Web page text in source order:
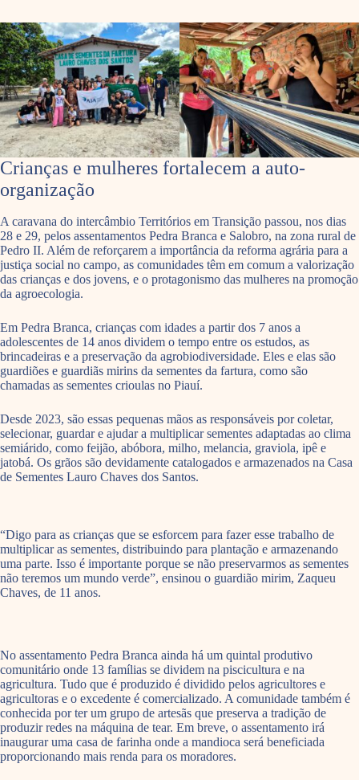
Crianças e mulheres fortalecem a auto-
organização
A caravana do intercâmbio Territórios em Transição passou, nos dias
28 e 29, pelos assentamentos Pedra Branca e Salobro, na zona rural de
Pedro II. Além de reforçarem a importância da reforma agrária para a
justiça social no campo, as comunidades têm em comum a valorização
das crianças e dos jovens, e o protagonismo das mulheres na promoção
da agroecologia.
Em Pedra Branca, crianças com idades a partir dos 7 anos a
adolescentes de 14 anos dividem o tempo entre os estudos, as
brincadeiras e a preservação da agrobiodiversidade. Eles e elas são
guardiões e guardiãs mirins da sementes da fartura, como são
chamadas as sementes crioulas no Piauí.
Desde 2023, são essas pequenas mãos as responsáveis por coletar,
selecionar, guardar e ajudar a multiplicar sementes adaptadas ao clima
semiárido, como feijão, abóbora, milho, melancia, graviola, ipê e
jatobá. Os grãos são devidamente catalogados e armazenados na Casa
de Sementes Lauro Chaves dos Santos.
“Digo para as crianças que se esforcem para fazer esse trabalho de
multiplicar as sementes, distribuindo para plantação e armazenando
uma parte. Isso é importante porque se não preservarmos as sementes
não teremos um mundo verde”, ensinou o guardião mirim, Zaqueu
Chaves, de 11 anos.
No assentamento Pedra Branca ainda há um quintal produtivo
comunitário onde 13 famílias se dividem na piscicultura e na
agricultura. Tudo que é produzido é dividido pelos agricultores e
agricultoras e o excedente é comercializado. A comunidade também é
conhecida por ter um grupo de artesãs que preserva a tradição de
produzir redes na máquina de tear. Em breve, o assentamento irá
inaugurar uma casa de farinha onde a mandioca será beneficiada
proporcionando mais renda para os moradores.